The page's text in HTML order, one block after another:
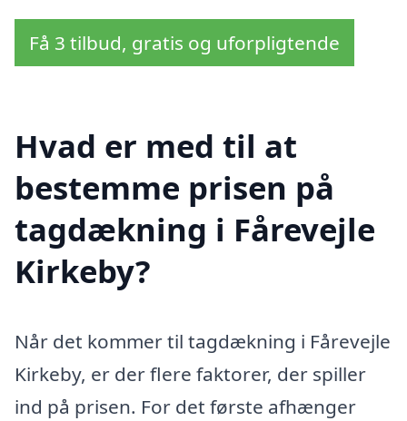
Få 3 tilbud, gratis og uforpligtende
Hvad er med til at
bestemme prisen på
tagdækning i Fårevejle
Kirkeby?
Når det kommer til tagdækning i Fårevejle
Kirkeby, er der flere faktorer, der spiller
ind på prisen. For det første afhænger